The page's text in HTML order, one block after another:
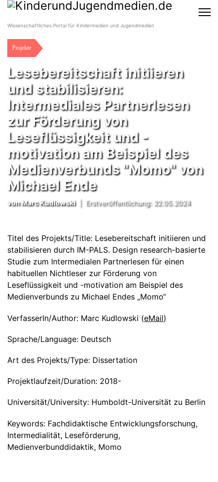
Wissenschaftliches Portal für Kindermedien und Jugendmedien
Projekte
Lesebereitschaft initiieren
und stabilisieren:
Intermediales Partnerlesen
zur Förderung von
Leseflüssigkeit und -
motivation am Beispiel des
Medienverbunds "Momo" von
Michael Ende
vonMarc Kudlowski| Erstveröffentlichung: 22.05.2024
Titel des Projekts/Title: Lesebereitschaft initiieren und
stabilisieren durch IM-PALS. Design research-basierte
Studie zum Intermedialen Partnerlesen für einen
habituellen Nichtleser zur Förderung von
Leseflüssigkeit und -motivation am Beispiel des
Medienverbunds zu Michael Endes „Momo“
VerfasserIn/Author: Marc Kudlowski (eMail)
Sprache/Language: Deutsch
Art des Projekts/Type: Dissertation
Projektlaufzeit/Duration: 2018-
Universität/University: Humboldt-Universität zu Berlin
Keywords: Fachdidaktische Entwicklungsforschung,
Intermedialität, Leseförderung,
Medienverbunddidaktik, Momo